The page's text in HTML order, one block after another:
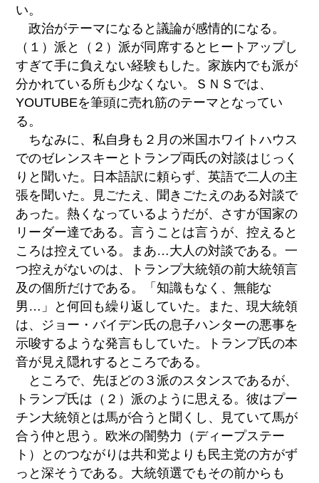
い。
政治がテーマになると議論が感情的になる。
（１）派と（２）派が同席するとヒートアップし
すぎて手に負えない経験もした。家族内でも派が
分かれている所も少なくない。ＳＮＳでは、
YOUTUBEを筆頭に売れ筋のテーマとなってい
る。
ちなみに、私自身も２月の米国ホワイトハウス
でのゼレンスキーとトランプ両氏の対談はじっく
りと聞いた。日本語訳に頼らず、英語で二人の主
張を聞いた。見ごたえ、聞きごたえのある対談で
あった。熱くなっているようだが、さすが国家の
リーダー達である。言うことは言うが、控えると
ころは控えている。まあ…大人の対談である。一
つ控えがないのは、トランプ大統領の前大統領言
及の個所だけである。「知識もなく、無能な
男…」と何回も繰り返していた。また、現大統領
は、ジョー・バイデン氏の息子ハンターの悪事を
示唆するような発言もしていた。トランプ氏の本
音が見え隠れするところである。
ところで、先ほどの３派のスタンスであるが、
トランプ氏は（２）派のように思える。彼はプー
チン大統領とは馬が合うと聞くし、見ていて馬が
合う仲と思う。欧米の闇勢力（ディープステー
ト）とのつながりは共和党よりも民主党の方がず
っと深そうである。大統領選でもその前からも